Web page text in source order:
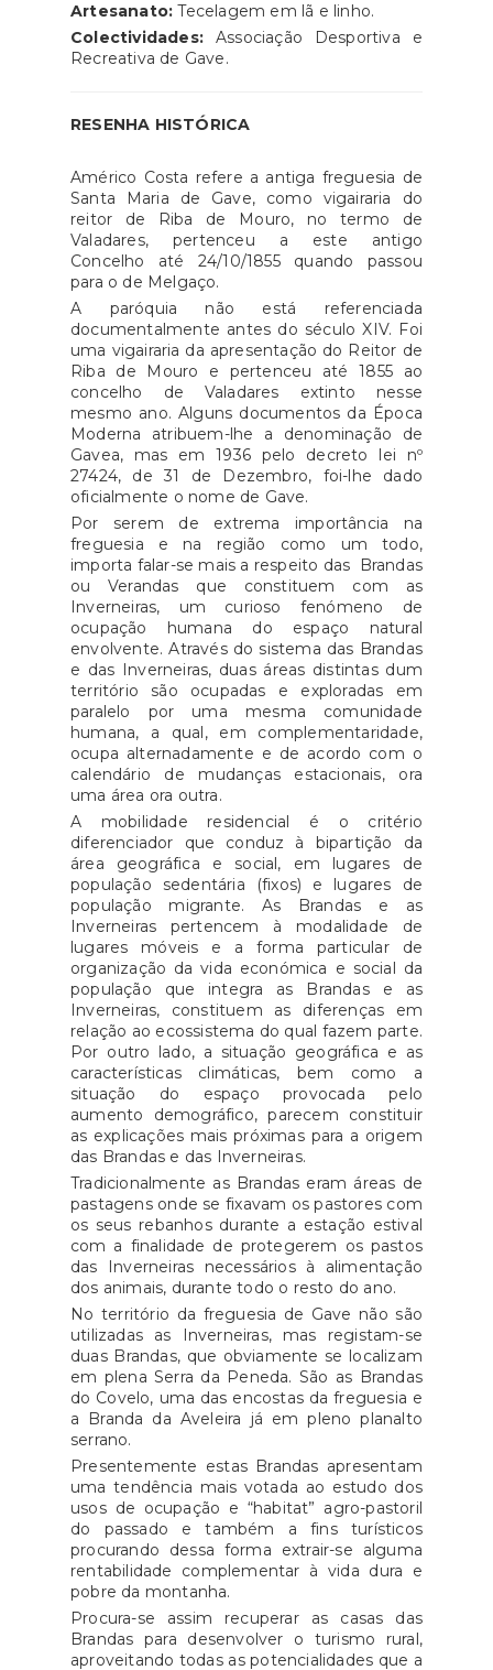
Artesanato: Tecelagem em lã e linho.
Colectividades: Associação Desportiva e
Recreativa de Gave.
RESENHA HISTÓRICA
Américo Costa refere a antiga freguesia de
Santa Maria de Gave, como vigairaria do
reitor de Riba de Mouro, no termo de
Valadares, pertenceu a este an­tigo
Concelho até 24/10/1855 quando passou
para o de Melgaço.
A paróquia não está referenciada
documentalmente antes do século XIV. Foi
uma vigairaria da apresentação do Reitor de
Riba de Mouro e pertenceu até 1855 ao
concelho de Valadares extinto nesse
mesmo ano. Alguns documentos da Época
Moderna atribuem-lhe a denominação de
Gavea, mas em 1936 pelo decreto lei nº
27424, de 31 de Dezembro, foi-lhe dado
oficialmente o nome de Gave.
Por serem de extrema importância na
freguesia e na região como um todo,
importa falar-se mais a respeito das Brandas
ou Verandas que constituem com as
Inverneiras, um curioso fenómeno de
ocupação humana do espaço natural
envolvente. Através do sistema das Brandas
e das Inverneiras, duas áreas distintas dum
território são ocupadas e exploradas em
paralelo por uma mesma comunidade
humana, a qual, em complementaridade,
ocupa alternadamente e de acordo com o
calendário de mudanças estacionais, ora
uma área ora outra.
A mobilidade residencial é o critério
diferenciador que conduz à bipartição da
área geográfica e social, em lugares de
população sedentária (fixos) e lugares de
população migrante. As Brandas e as
Inverneiras pertencem à modalidade de
lugares móveis e a forma particular de
organização da vida económica e social da
população que integra as Brandas e as
Inverneiras, constituem as diferenças em
relação ao ecossistema do qual fazem parte.
Por outro lado, a situação geográfica e as
características climáticas, bem como a
situação do espaço provocada pelo
aumento demográfico, parecem constituir
as explicações mais próximas para a origem
das Brandas e das Inverneiras.
Tradicionalmente as Brandas eram áreas de
pastagens onde se fixavam os pastores com
os seus rebanhos durante a estação estival
com a finalidade de protegerem os pastos
das Inverneiras necessários à alimentação
dos animais, durante todo o resto do ano.
No território da freguesia de Gave não são
utilizadas as Inverneiras, mas registam-se
duas Brandas, que obviamente se localizam
em plena Serra da Peneda. São as Brandas
do Covelo, uma das encostas da freguesia e
a Branda da Aveleira já em pleno planalto
serrano.
Presentemente estas Brandas apresentam
uma tendência mais votada ao estudo dos
usos de ocupação e “habitat” agro-pastoril
do passado e também a fins turísticos
procurando dessa forma extrair-se alguma
rentabilidade complementar à vida dura e
pobre da montanha.
Procura-se assim recuperar as casas das
Brandas para desenvolver o turismo rural,
aproveitando todas as potencialidades que a